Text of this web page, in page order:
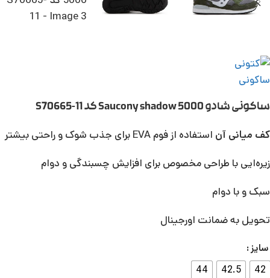
ساکونی شادو Saucony shadow 5000 کد S70665-11
کف میانی آن استفاده از فوم EVA برای جذب شوک و راحتی بیشتر
زیره‌ایی با طراحی مخصوص برای افزایش چسبندگی و دوام
سبک و با دوام
تحویل به ضمانت اورجینال
سایز
42
42.5
44